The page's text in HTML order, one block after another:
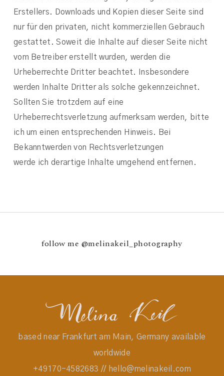
Erstellers. Downloads und Kopien dieser Seite sind
nur für den privaten, nicht kommerziellen Gebrauch
gestattet. Soweit die Inhalte auf dieser Seite nicht
vom Betreiber erstellt wurden, werden die
Urheberrechte Dritter beachtet. Insbesondere
werden Inhalte Dritter als solche gekennzeichnet.
Sollten Sie trotzdem auf eine
Urheberrechtsverletzung aufmerksam werden, bitte
ich um einen entsprechenden Hinweis. Bei
Bekanntwerden von Rechtsverletzungen
werde ich derartige Inhalte umgehend entfernen.
follow me @melinakeil_photography
based near Frankfurt am Main, Germany available
worldwide
+49170-4582683 // hello@melinakeil.com